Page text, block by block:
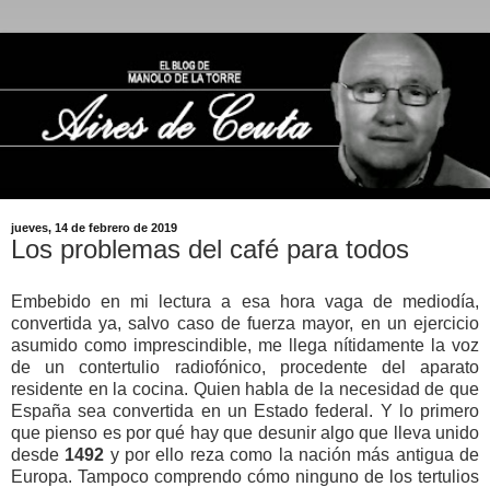
jueves, 14 de febrero de 2019
Los problemas del café para todos
Embebido en mi lectura a esa hora vaga de mediodía,
convertida ya, salvo caso de fuerza mayor, en un ejercicio
asumido como imprescindible, me llega nítidamente la voz
de un contertulio radiofónico, procedente del aparato
residente en la cocina. Quien habla de la necesidad de que
España sea convertida en un Estado federal. Y lo primero
que pienso es por qué hay que desunir algo que lleva unido
desde 1492 y por ello reza como la nación más antigua de
Europa. Tampoco comprendo cómo ninguno de los tertulios